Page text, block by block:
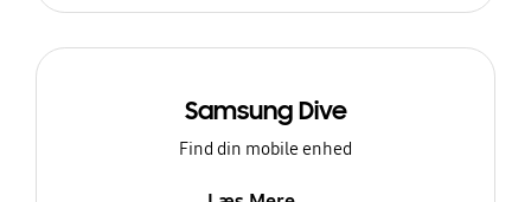
Samsung Dive
Find din mobile enhed